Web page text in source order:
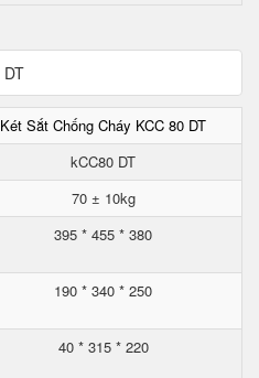
Két Sắt Chống Cháy KCC 80 DT
kCC80 DT
70 ± 10kg
395 * 455 * 380
190 * 340 * 250
40 * 315 * 220